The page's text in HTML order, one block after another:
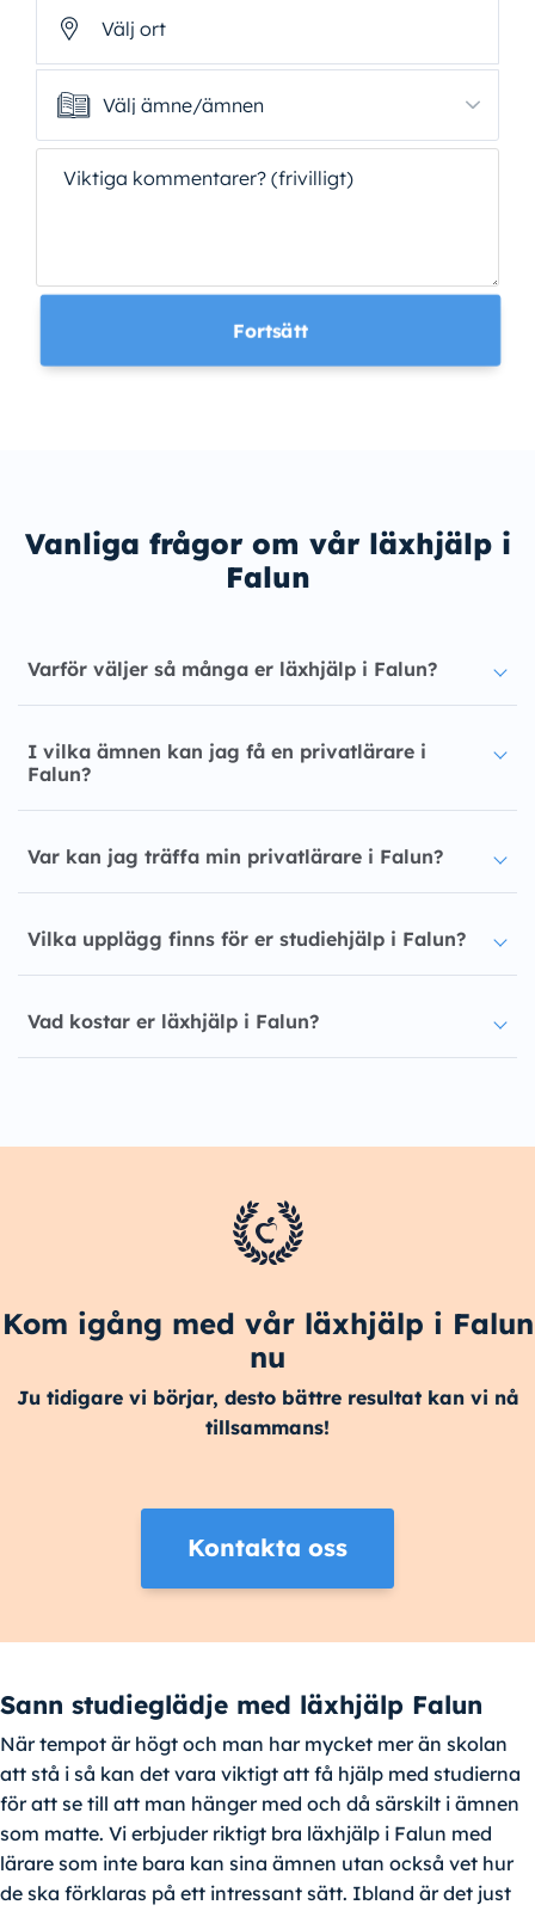
Välj ort
Välj ämne/ämnen
Välj ämne/ämnen
Viktiga kommentarer? (frivilligt)
Fortsätt
Vanliga frågor om vår läxhjälp i
Falun
Varför väljer så många er läxhjälp i Falun?
I vilka ämnen kan jag få en privatlärare i
Falun?
Var kan jag träffa min privatlärare i Falun?
Vilka upplägg finns för er studiehjälp i Falun?
Vad kostar er läxhjälp i Falun?
Kom igång med vår läxhjälp i Falun
nu
Ju tidigare vi börjar, desto bättre resultat kan vi nå
tillsammans!
Kontakta oss
Sann studieglädje med läxhjälp Falun
När tempot är högt och man har mycket mer än skolan
att stå i så kan det vara viktigt att få hjälp med studierna
för att se till att man hänger med och då särskilt i ämnen
som matte. Vi erbjuder riktigt bra läxhjälp i Falun med
lärare som inte bara kan sina ämnen utan också vet hur
de ska förklaras på ett intressant sätt. Ibland är det just